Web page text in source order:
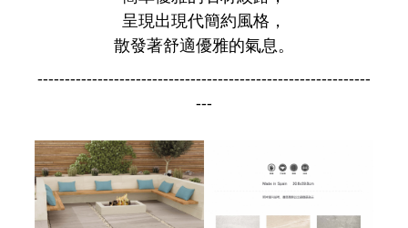
呈現出現代簡約風格，
散發著舒適優雅的氣息。
-------------------------------------------------------------
---